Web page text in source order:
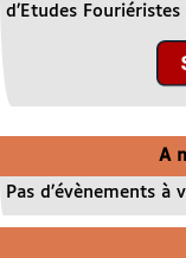
d’Etudes
A
Pas d’évènements à